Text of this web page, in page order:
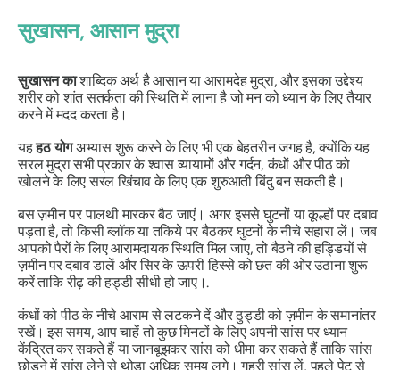
सुखासन, आसान मुद्रा
सुखासन काशाब्दिक अर्थ है आसान या आरामदेह मुद्रा, और इसका उद्देश्य
शरीर को शांत सतर्कता की स्थिति में लाना है जो मन को ध्यान के लिए तैयार
करने में मदद करता है।
यहहठयोगअभ्यास शुरू करने के लिए भी एक बेहतरीन जगह है, क्योंकि यह
सरल मुद्रा सभी प्रकार के श्वास व्यायामों और गर्दन, कंधों और पीठ को
खोलने के लिए सरल खिंचाव के लिए एक शुरुआती बिंदु बन सकती है।
बस ज़मीन पर पालथी मारकर बैठ जाएं। अगर इससे घुटनों या कूल्हों पर दबाव
पड़ता है, तो किसी ब्लॉक या तकिये पर बैठकर घुटनों के नीचे सहारा लें। जब
आपको पैरों के लिए आरामदायक स्थिति मिल जाए, तो बैठने की हड्डियों से
ज़मीन पर दबाव डालें और सिर के ऊपरी हिस्से को छत की ओर उठाना शुरू
करें ताकि रीढ़ की हड्डी सीधी हो जाए।.
कंधों को पीठ के नीचे आराम से लटकने दें और ठुड्डी को ज़मीन के समानांतर
रखें। इस समय, आप चाहें तो कुछ मिनटों के लिए अपनी सांस पर ध्यान
केंद्रित कर सकते हैं या जानबूझकर सांस को धीमा कर सकते हैं ताकि सांस
छोड़ने में सांस लेने से थोड़ा अधिक समय लगे। गहरी सांस लें, पहले पेट से